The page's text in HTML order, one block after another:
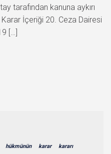
tarafından kanuna aykırı
İçeriği 20. Ceza Dairesi
[…]
hükmünün karar kararı